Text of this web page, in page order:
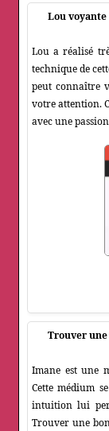
Lou
Lou a réalisé
technique de
peut connaître
votre attention.
avec une
Trouver
Imane est une
Cette médium
intuition lui
Trouver une